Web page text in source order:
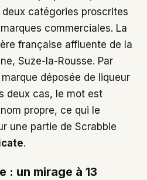
catégories proscrites
commerciales. La
française affluente de la
Suze-la-Rousse. Par
marque déposée de liqueur
deux cas, le mot est
propre, ce qui le
une partie de Scrabble
.
: un mirage à 13